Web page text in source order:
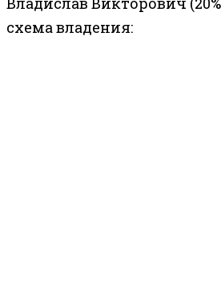
схема владения: